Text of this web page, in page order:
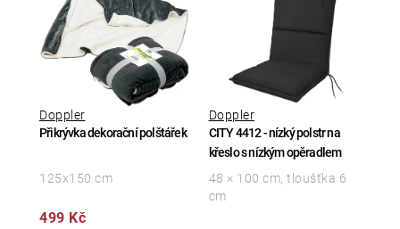
Přikrývka dekorační polštářek
Doppler
499 Kč
125x150 cm
CITY 4412 - nízký polstr na
křeslo s nízkým opěradlem
Doppler
48 × 100 cm, tloušťka 6
cm